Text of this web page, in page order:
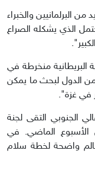
من البرلمانيين والخبراء
الذي يشكله الصراع
البريطانية منخرطة في
الدول لبحث ما يمكن
في غزة".
الجنوبي التقى لجنة
الأسبوع الماضي. في
واضحة لخطة سلام